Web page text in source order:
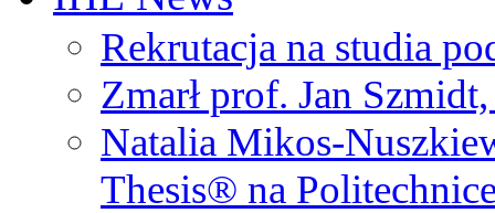
Rekrutacja na studia
Zmarł prof. Jan
Natalia Mikos-
Thesis® na